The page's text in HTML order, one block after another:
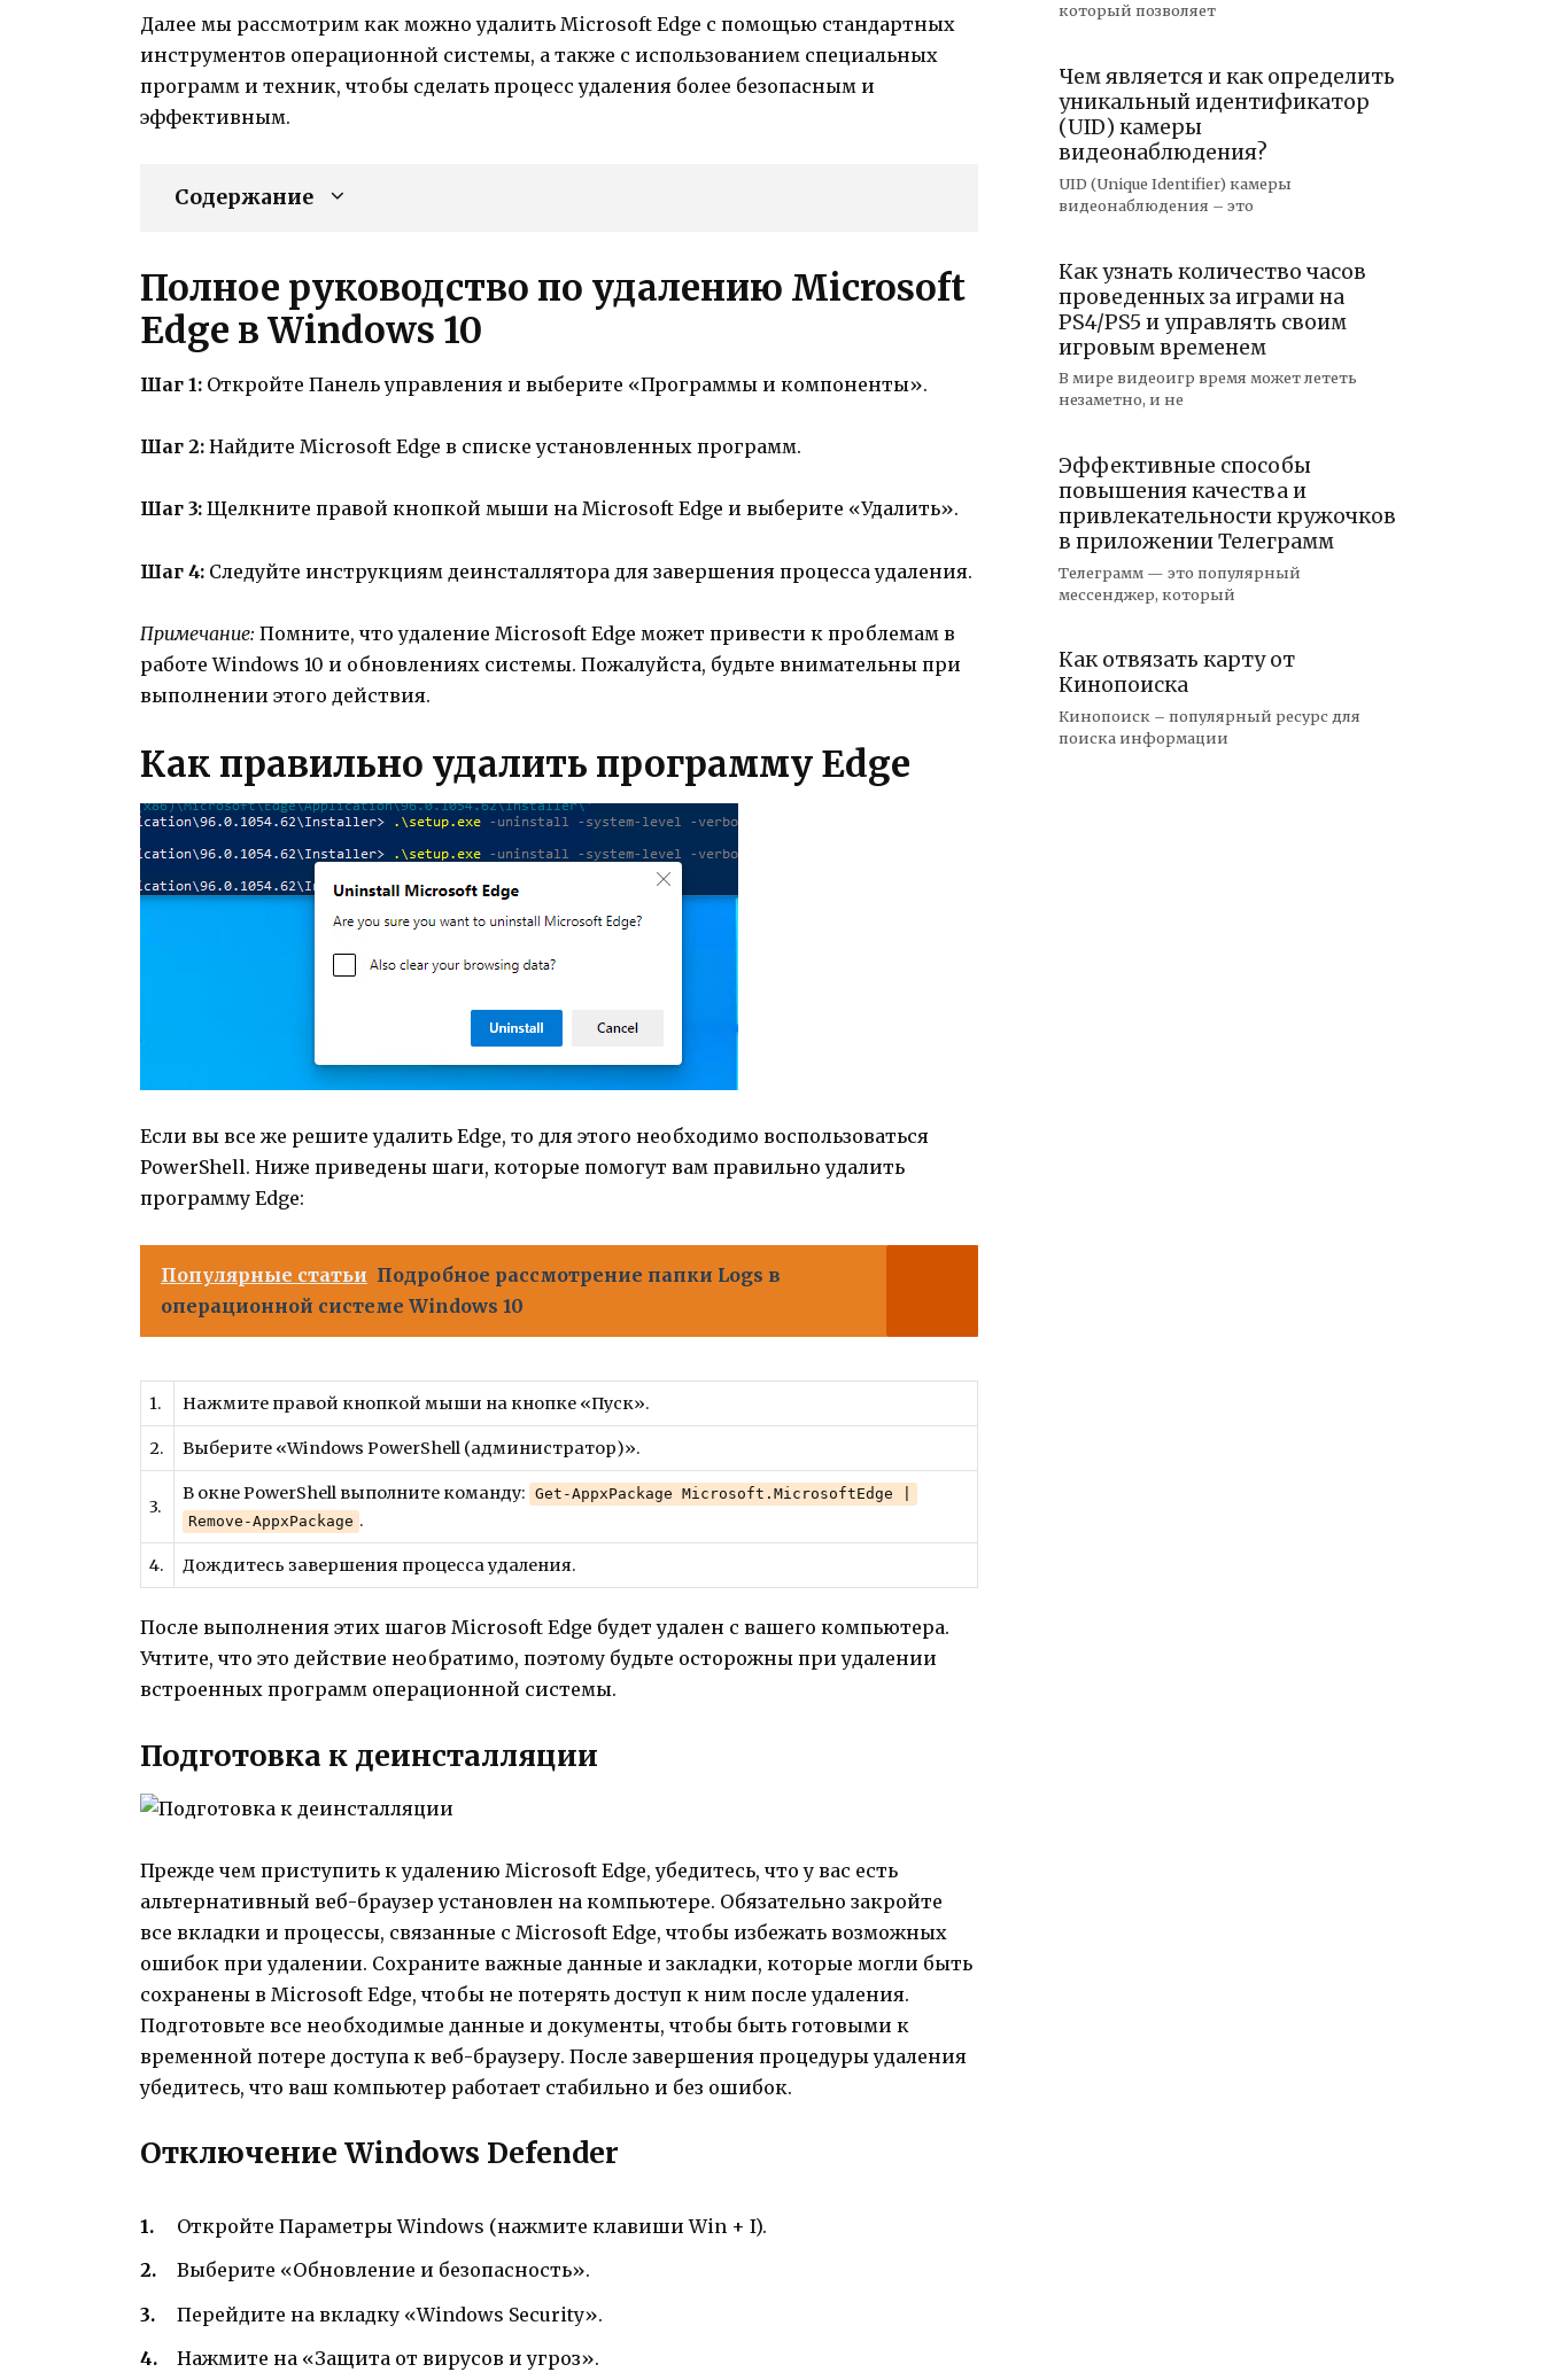
Далее мы рассмотрим как можно удалить Microsoft Edge с помощью стандартных
инструментов операционной системы, а также с использованием специальных
программ и техник, чтобы сделать процесс удаления более безопасным и
эффективным.
Содержание
Полное руководство по удалению Microsoft
Edge в Windows 10
Шаг 1: Откройте Панель управления и выберите «Программы и компоненты».
Шаг 2: Найдите Microsoft Edge в списке установленных программ.
Шаг 3: Щелкните правой кнопкой мыши на Microsoft Edge и выберите «Удалить».
Шаг 4: Следуйте инструкциям деинсталлятора для завершения процесса удаления.
Примечание: Помните, что удаление Microsoft Edge может привести к проблемам в
работе Windows 10 и обновлениях системы. Пожалуйста, будьте внимательны при
выполнении этого действия.
Как правильно удалить программу Edge
Если вы все же решите удалить Edge, то для этого необходимо воспользоваться
PowerShell. Ниже приведены шаги, которые помогут вам правильно удалить
программу Edge:
Популярные статьи Подробное рассмотрение папки Logs в
операционной системе Windows 10
1. Нажмите правой кнопкой мыши на кнопке «Пуск».
2. Выберите «Windows PowerShell (администратор)».
3.
В окне PowerShell выполните команду: Get-AppxPackage Microsoft.MicrosoftEdge |
Remove-AppxPackage .
4. Дождитесь завершения процесса удаления.
После выполнения этих шагов Microsoft Edge будет удален с вашего компьютера.
Учтите, что это действие необратимо, поэтому будьте осторожны при удалении
встроенных программ операционной системы.
Подготовка к деинсталляции
Прежде чем приступить к удалению Microsoft Edge, убедитесь, что у вас есть
альтернативный веб-браузер установлен на компьютере. Обязательно закройте
все вкладки и процессы, связанные с Microsoft Edge, чтобы избежать возможных
ошибок при удалении. Сохраните важные данные и закладки, которые могли быть
сохранены в Microsoft Edge, чтобы не потерять доступ к ним после удаления.
Подготовьте все необходимые данные и документы, чтобы быть готовыми к
временной потере доступа к веб-браузеру. После завершения процедуры удаления
убедитесь, что ваш компьютер работает стабильно и без ошибок.
Отключение Windows Defender
Откройте Параметры Windows (нажмите клавиши Win + I).
Выберите «Обновление и безопасность».
Перейдите на вкладку «Windows Security».
Нажмите на «Защита от вирусов и угроз».
который позволяет
Чем является и как определить
уникальный идентификатор
(UID) камеры
видеонаблюдения?
UID (Unique Identifier) камеры
видеонаблюдения – это
Как узнать количество часов
проведенных за играми на
PS4/PS5 и управлять своим
игровым временем
В мире видеоигр время может лететь
незаметно, и не
Эффективные способы
повышения качества и
привлекательности кружочков
в приложении Телеграмм
Телеграмм — это популярный
мессенджер, который
Как отвязать карту от
Кинопоиска
Кинопоиск – популярный ресурс для
поиска информации